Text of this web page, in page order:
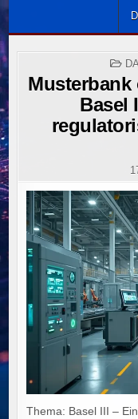
Musterbank
Basel
Thema: Basel III –